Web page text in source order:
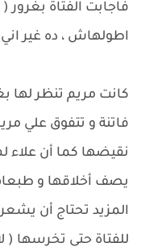
فاجابت الفتاة
اطولهاش ، ده غير
كانت مريم تنظر لها
فاتنة و تتفوق علي
نقيضها كما أن علاء
يصف أخلاقها و
المزيد تحتاج أن
للفتاة حتي تخرسها (